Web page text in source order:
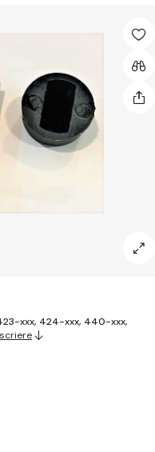
xxx, 424-xxx, 440-xxx,